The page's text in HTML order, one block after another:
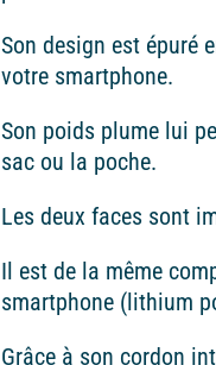
Son design est épuré
votre smartphone.
Son poids plume lui
sac ou la poche.
Les deux faces sont
Il est de la même
smartphone (lithium
Grâce à son cordon